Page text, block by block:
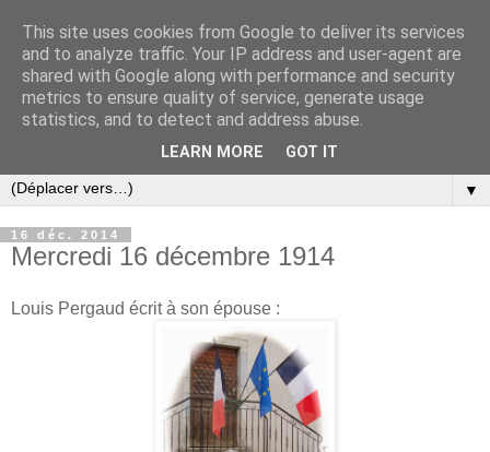
▼
16 déc. 2014
Mercredi 16 décembre 1914
Louis Pergaud écrit à son épouse :
This site uses cookies from Google to deliver its services
and to analyze traffic. Your IP address and user-agent are
shared with Google along with performance and security
metrics to ensure quality of service, generate usage
statistics, and to detect and address abuse.
LEARN MORE GOT IT